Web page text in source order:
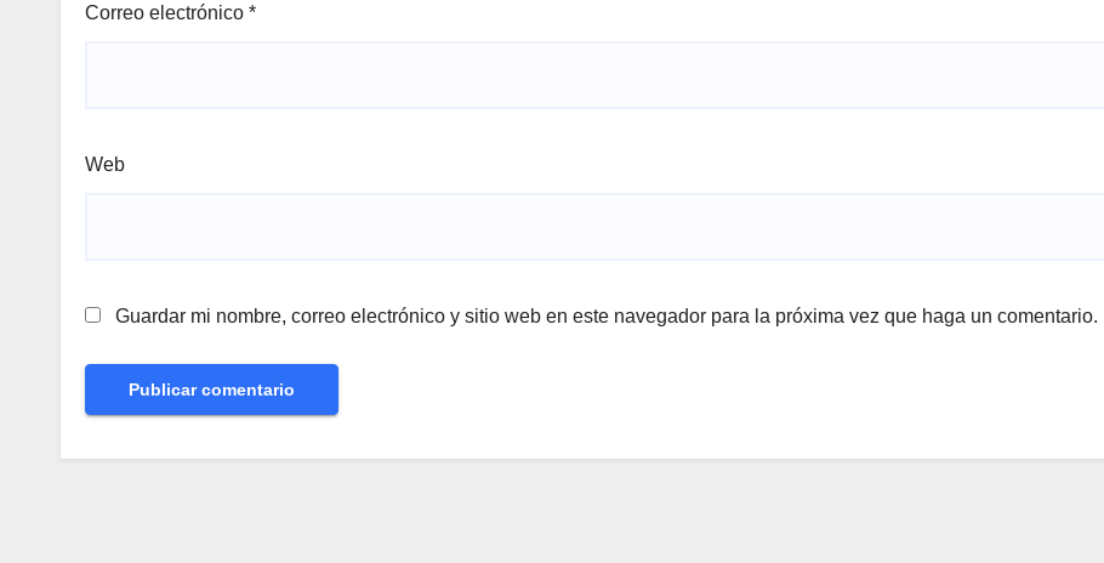
Correo electrónico *
Web
Guardar mi nombre, correo electrónico y sitio web en este navegador para la próxima vez que haga un comentario.